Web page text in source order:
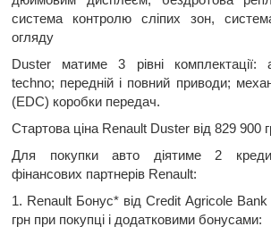
система контролю сліпих зон,
огляду
Duster матиме 3 рівні комплектації:
techno; передній і повний приводи;
(EDC) коробки передач.
Стартова ціна Renault Duster від 829 900
Для покупки авто діятиме 2
фінансових партнерів Renault:
1. Renault Бонус* від Credit Agricole
грн при покупці і додатковими бонусами: